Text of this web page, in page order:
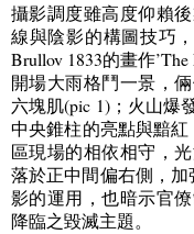
攝影調度雖高度仰賴
線與陰影的構圖技巧
Brullov 1833的畫作
開場大雨格鬥一景 ，
六塊肌(pic 1)； 火山爆
中央錐柱的亮點與黯紅
區現場的相依相守 ，
落於正中間偏右側 ， 加
影的運用 ，也暗示官
降臨之毀滅主題。